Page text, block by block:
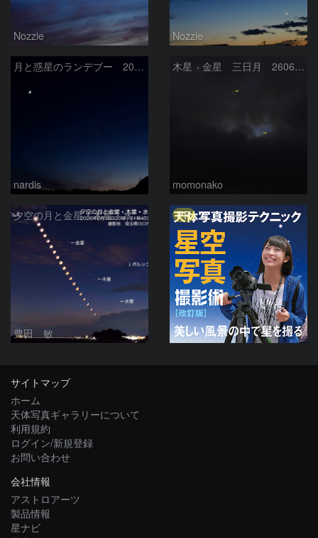
Nozzie Nozzie
月と惑星のランデブー 2026/06/19
nardis
木星 金星 三日月 260618
momonako
夕空の月と金星・木星・水星の接近 2026/6/18
豊田 敏
PR
サイトマップ
ホーム
天体写真ギャラリーについて
利用規約
ログイン/新規登録
お問い合わせ
会社情報
アストロアーツ
製品情報
星ナビ